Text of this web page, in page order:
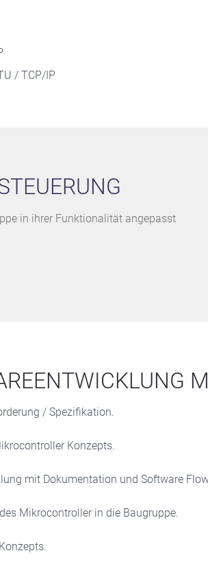
/ TCP/IP
in ihrer Funktionalität angepasst
/ Spezifikation.
Konzepts.
mit Dokumentation und Software
Mikrocontroller in die Baugruppe.